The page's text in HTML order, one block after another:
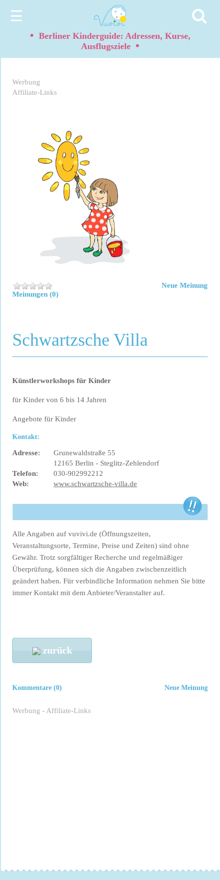
☰
• Berliner Kinderguide: Adressen, Kurse,
Ausflugsziele •
Werbung
Affiliate-Links
Meinungen (0)
Neue Meinung
Schwartzsche Villa
Künstlerworkshops für Kinder
für Kinder von 6 bis 14 Jahren
Angebote für Kinder
Kontakt:
Adresse:
Grunewaldstraße 55
12165 Berlin - Steglitz-Zehlendorf
Telefon:
030-902992212
Web:
www.schwartzsche-villa.de
Alle Angaben auf vuvivi.de (Öffnungszeiten,
Veranstaltungsorte, Termine, Preise und Zeiten) sind ohne
Gewähr. Trotz sorgfältiger Recherche und regelmäßiger
Überprüfung, können sich die Angaben zwischenzeitlich
geändert haben. Für verbindliche Information nehmen Sie bitte
immer Kontakt mit dem Anbieter/Veranstalter auf.
zurück
Neue Meinung
Kommentare (0)
Werbung - Affiliate-Links